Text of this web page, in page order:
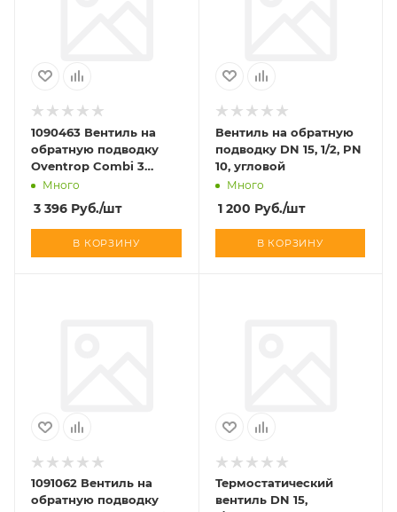
1090463 Вентиль на
обратную подводку
Oventrop Combi 3
Ду20, 3/4&quot;, PN10,
Много
3 396 Руб./шт
В КОРЗИНУ
Вентиль на обратную
подводку DN 15, 1/2, PN
10, угловой
Много
1 200 Руб./шт
В КОРЗИНУ
1091062 Вентиль на
обратную подводку
Термостатический
вентиль DN 15,